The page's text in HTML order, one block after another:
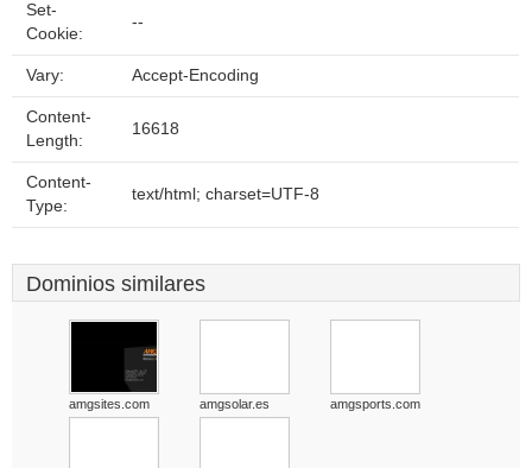
Set-
Cookie:
--
Vary: Accept-Encoding
Content-
Length:
16618
Content-
Type:
text/html; charset=UTF-8
Dominios similares
amgsites.com amgsolar.es amgsports.com